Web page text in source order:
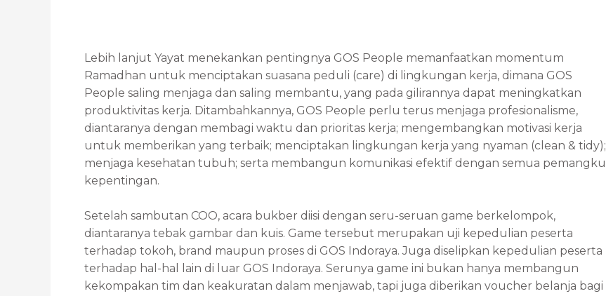
Lebih lanjut Yayat menekankan pentingnya GOS People memanfaatkan momentum
Ramadhan untuk menciptakan suasana peduli (care) di lingkungan kerja, dimana GOS
People saling menjaga dan saling membantu, yang pada gilirannya dapat meningkatkan
produktivitas kerja. Ditambahkannya, GOS People perlu terus menjaga profesionalisme,
diantaranya dengan membagi waktu dan prioritas kerja; mengembangkan motivasi kerja
untuk memberikan yang terbaik; menciptakan lingkungan kerja yang nyaman (clean & tidy);
menjaga kesehatan tubuh; serta membangun komunikasi efektif dengan semua pemangku
kepentingan.
Setelah sambutan COO, acara bukber diisi dengan seru-seruan game berkelompok,
diantaranya tebak gambar dan kuis. Game tersebut merupakan uji kepedulian peserta
terhadap tokoh, brand maupun proses di GOS Indoraya. Juga diselipkan kepedulian peserta
terhadap hal-hal lain di luar GOS Indoraya. Serunya game ini bukan hanya membangun
kekompakan tim dan keakuratan dalam menjawab, tapi juga diberikan voucher belanja bagi